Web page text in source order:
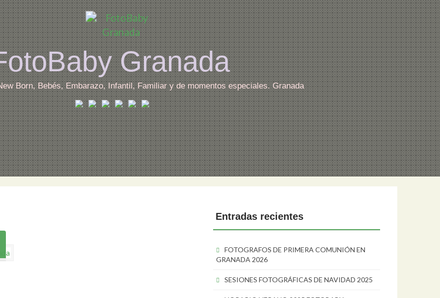
Granada
Born, Bebés, Embarazo, Infantil, Familiar y de momentos especiales. Granada
Entradas recientes
FOTOGRAFOS DE PRIMERA COMUNIÓN EN
GRANADA 2026
SESIONES FOTOGRÁFICAS DE NAVIDAD 2025